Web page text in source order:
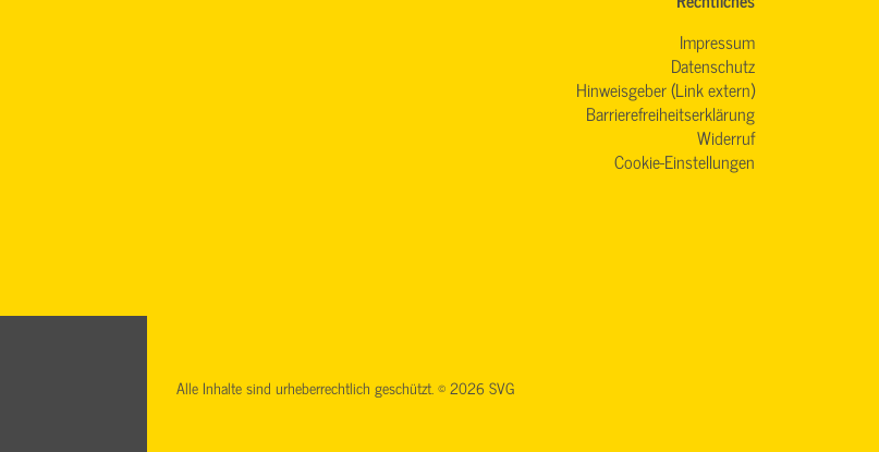
Impressum
Datenschutz
Hinweisgeber (Link extern)
Barrierefreiheitserklärung
Widerruf
Cookie-Einstellungen
Alle Inhalte sind urheberrechtlich geschützt. © 2026 SVG